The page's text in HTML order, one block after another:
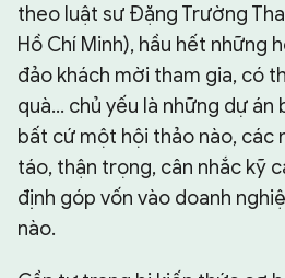
theo luật sư Đặng Trường
Hồ Chí Minh), hầu hết những
đảo khách mời tham gia, có
quà... chủ yếu là những dự án
bất cứ một hội thảo nào, các
táo, thận trọng, cân nhắc kỹ
định góp vốn vào doanh
nào.